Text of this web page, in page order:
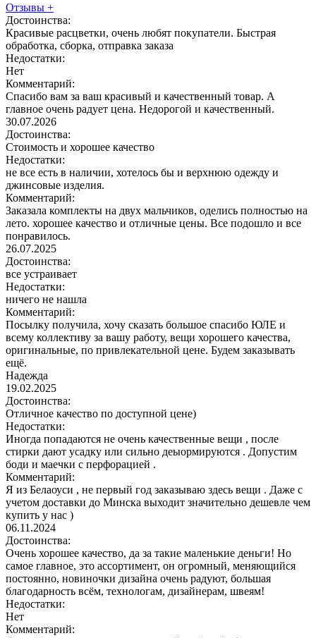
Отзывы +
Достоинства:
Красивые расцветки, очень любят покупатели. Быстрая
обработка, сборка, отправка заказа
Недостатки:
Нет
Комментарий:
Спасибо вам за ваш красивый и качественный товар. А
главное очень радует цена. Недорогой и качественный.
30.07.2026
Достоинства:
Стоимость и хорошее качество
Недостатки:
не все есть в наличии, хотелось бы и верхнюю одежду и
джинсовые изделия.
Комментарий:
Заказала комплекты на двух мальчиков, оделись полностью на
лето. хорошее качество и отличные цены. Все подошло и все
понравилось.
26.07.2025
Достоинства:
все устраивает
Недостатки:
ничего не нашла
Комментарий:
Посылку получила, хочу сказать большое спасибо ЮЛЕ и
всему коллективу за вашу работу, вещи хорошего качества,
оригинальные, по привлекательной цене. Будем заказывать
ещё.
Надежда
19.02.2025
Достоинства:
Отличное качество по доступной цене)
Недостатки:
Иногда попадаются не очень качественные вещи , после
стирки дают усадку или сильно деыормируются . Допустим
боди и маечки с перфорацией .
Комментарий:
Я из Белаоуси , не первый год заказываю здесь вещи . Даже с
учетом доставки до Минска выходит значительно дешевле чем
купить у нас )
06.11.2024
Достоинства:
Очень хорошее качество, да за такие маленькие деньги! Но
самое главное, это ассортимент, он огромный, меняющийся
постоянно, новиночки дизайна очень радуют, большая
благодарность всём, технологам, дизайнерам, швеям!
Недостатки:
Нет
Комментарий: